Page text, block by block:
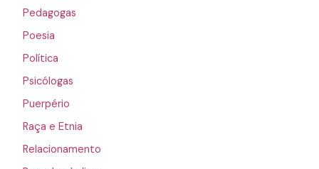
Pedagogas
Poesia
Política
Psicólogas
Puerpério
Raça e Etnia
Relacionamento